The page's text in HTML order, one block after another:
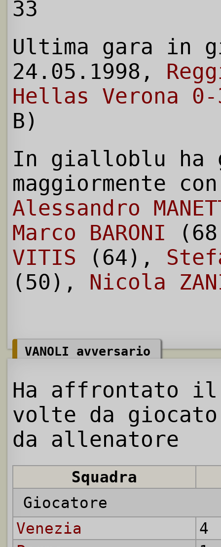
33
Ultima gara in
24.05.1998,
Hellas Verona 0-
B)
In gialloblu ha
maggiormente
Alessandro
Marco BARONI
VITIS (64),
(50), Nicola
VANOLI avversario
Ha affrontato il
volte da
da allenatore
Squadra
Giocatore
Venezia
4